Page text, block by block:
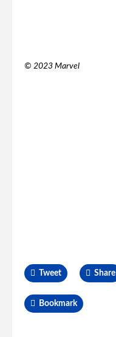
© 2023 Marvel
Tweet Share
Bookmark